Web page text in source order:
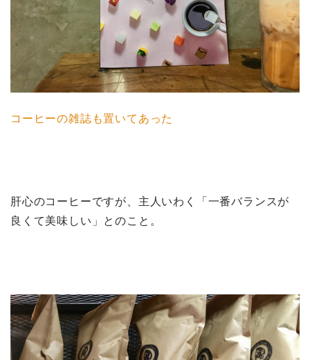
コーヒーの雑誌も置いてあった
肝心のコーヒーですが、主人いわく「一番バランスが
良くて美味しい」とのこと。